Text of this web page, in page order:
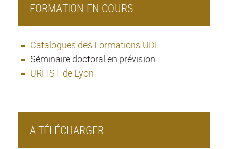
FORMATION EN COURS
Catalogues des Formations UDL
Séminaire doctoral en prévision
URFIST de Lyon
A TÉLÉCHARGER